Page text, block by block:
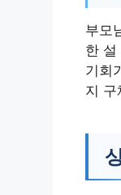
부모
한 설
기회
지 구